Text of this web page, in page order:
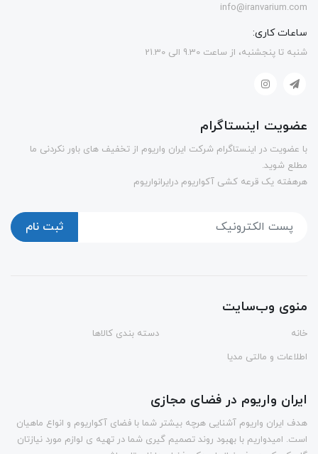
info@iranvarium.com
ساعات کاری:
شنبه تا پنجشنبه، از ساعت 9.30 الی 21.30
عضویت اینستاگرام
با عضویت در اینستاگرام شرکت ایران واریوم از تخفیف های باور نکردنی ما
مطلع شوید.
هرهفته یک قرعه کشی آکواریوم درایرانواریوم
ثبت نام
منوی وب‌سایت
خانه
دسته بندی کالاها
اطلاعات و مالتی مدیا
ایران واریوم در فضای مجازی
هدف ایران واریوم آشنایی هرچه بیشتر شما با فضای آکواریوم و انواع ماهیان
است. امیدواریم با بهبود روند تصمیم گیری شما در تهیه ی لوازم مورد نیازتان